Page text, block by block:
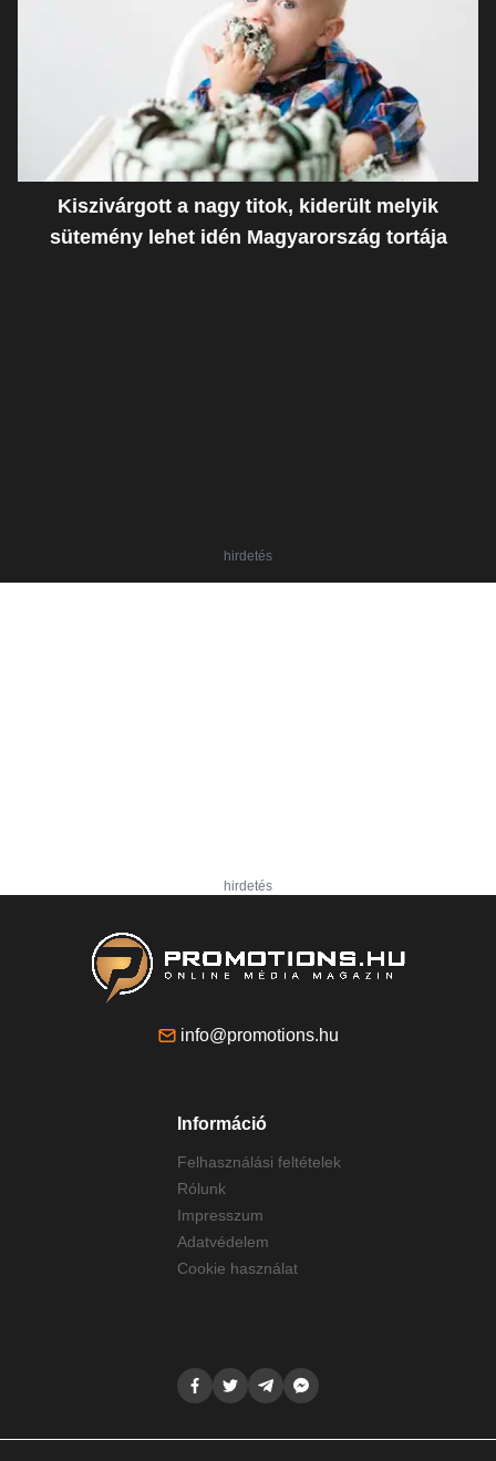
Kiszivárgott a nagy titok, kiderült melyik
sütemény lehet idén Magyarország tortája
hirdetés
hirdetés
info@promotions.hu
Információ
Felhasználási feltételek
Rólunk
Impresszum
Adatvédelem
Cookie használat